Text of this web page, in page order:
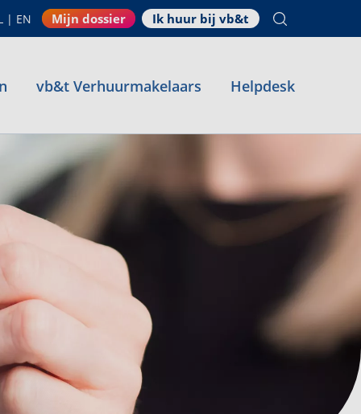
| EN Mijn dossier Ik huur bij vb&t
vb&t Verhuurmakelaars Helpdesk